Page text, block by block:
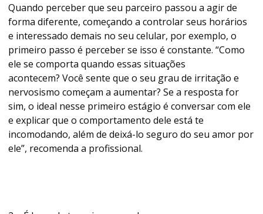
Quando perceber que seu parceiro passou a agir de
forma diferente, começando a controlar seus horários
e interessado demais no seu celular, por exemplo, o
primeiro passo é perceber se isso é constante. “Como
ele se comporta quando essas situações
acontecem? Você sente que o seu grau de irritação e
nervosismo começam a aumentar? Se a resposta for
sim, o ideal nesse primeiro estágio é conversar com ele
e explicar que o comportamento dele está te
incomodando, além de deixá-lo seguro do seu amor por
ele”, recomenda a profissional.